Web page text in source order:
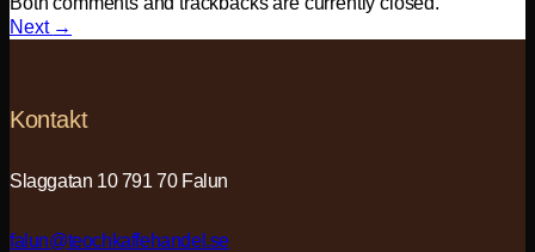
Next →
Kontakt
Slaggatan 10 791 70 Falun
falun@teochkaffehandel.se